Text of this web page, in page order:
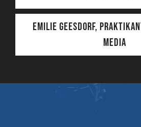
Emilie Geesdorf,
Media